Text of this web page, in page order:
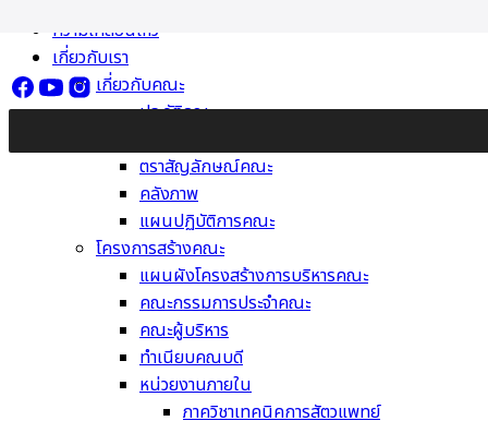
Skip
content
ความเคลื่อนไหว
เกี่ยวกับเรา
เกี่ยวกับคณะ
ประวัติคณะ
ตราสัญลักษณ์คณะ
คลังภาพ
แผนปฏิบัติการคณะ
โครงการสร้างคณะ
แผนผังโครงสร้างการบริหารคณะ
คณะกรรมการประจำคณะ
คณะผู้บริหาร
ทำเนียบคณบดี
หน่วยงานภายใน
ภาควิชาเทคนิคการสัตวแพทย์